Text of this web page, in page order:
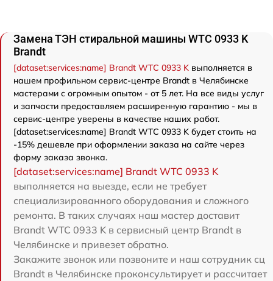
Замена ТЭН стиральной машины WTC 0933 K
Brandt
[dataset:services:name] Brandt WTC 0933 K выполняется в
нашем профильном сервис-центре Brandt в Челябинске
мастерами с огромным опытом - от 5 лет. На все виды услуг
и запчасти предоставляем расширенную гарантию - мы в
сервис-центре уверены в качестве наших работ.
[dataset:services:name] Brandt WTC 0933 K будет стоить на
-15% дешевле при оформлении заказа на сайте через
форму заказа звонка.
[dataset:services:name] Brandt WTC 0933 K
выполняется на выезде, если не требует
специализированного оборудования и сложного
ремонта. В таких случаях наш мастер доставит
Brandt WTC 0933 K в сервисный центр Brandt в
Челябинске и привезет обратно.
Закажите звонок или позвоните и наш сотрудник сц
Brandt в Челябинске проконсультирует и рассчитает